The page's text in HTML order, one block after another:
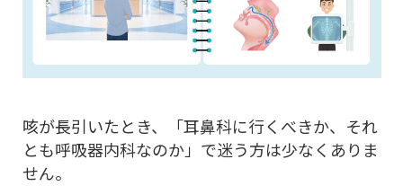
咳が長引いたとき、「耳鼻科に行くべきか、それ
とも呼吸器内科なのか」で迷う方は少なくありま
せん。